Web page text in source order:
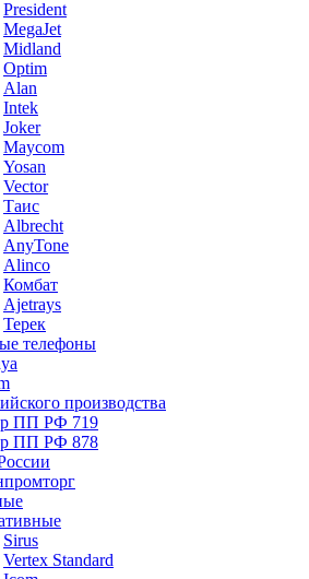
President
MegaJet
Midland
Optim
Alan
Intek
Joker
Maycom
Yosan
Vector
Таис
Albrecht
AnyTone
Alinco
Комбат
Ajetrays
Терек
телефоны
производства
ПП РФ 719
ПП РФ 878
Sirus
Vertex Standard